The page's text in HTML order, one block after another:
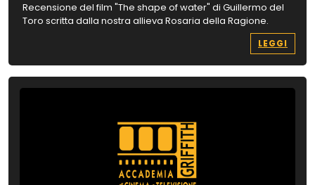
Recensione del film "The shape of water" di Guillermo del
Toro scritta dalla nostra allieva Rosaria della Ragione.
LEGGI